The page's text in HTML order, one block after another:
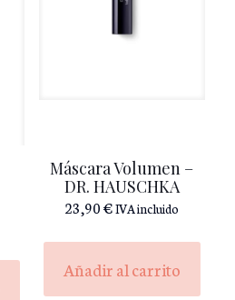
Máscara Volumen –
DR. HAUSCHKA
23,90€IVA incluido
Añadir al carrito